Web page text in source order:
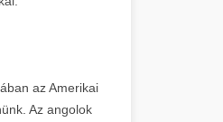
az Amerikai
Az angolok